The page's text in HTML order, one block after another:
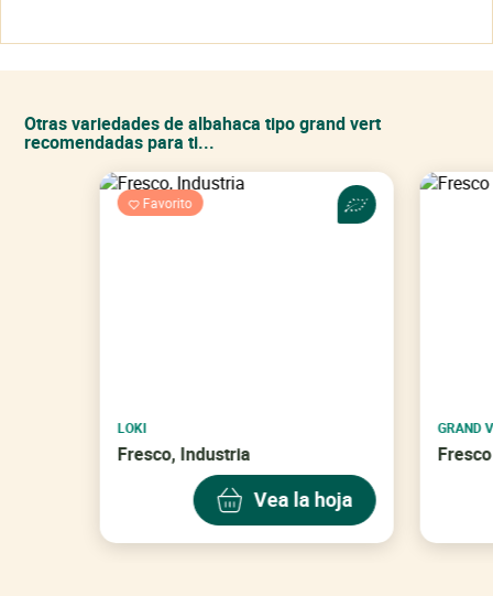
Otras variedades de albahaca tipo grand vert
recomendadas para ti...
Favorito
LOKI
Fresco, Industria
Vea la hoja
GRAND
Fresco
Ver mi cesta
Su solicitud ha sido tenida en cuenta.